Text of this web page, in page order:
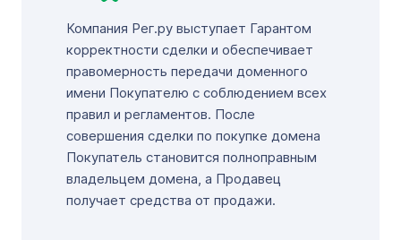
Компания Рег.ру выступает Гарантом
корректности сделки и обеспечивает
правомерность передачи доменного
имени Покупателю с соблюдением всех
правил и регламентов. После
совершения сделки по покупке домена
Покупатель становится полноправным
владельцем домена, а Продавец
получает средства от продажи.